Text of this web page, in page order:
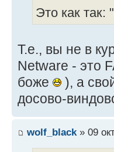
Это как так:
Т.е., вы не в
Netware - это
боже
), а
досово-
wolf_black » 09